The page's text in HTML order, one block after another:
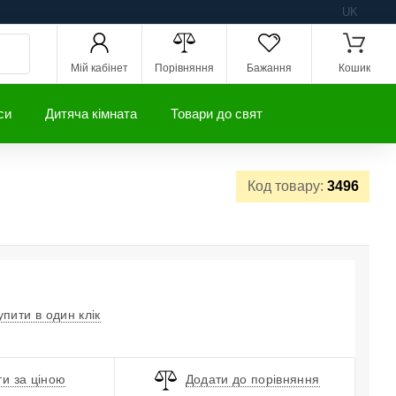
UK
Мій кабінет Порівняння Бажання Кошик
Дитяча кімната Товари до свят
Код товару: 3496
в один клік
за ціною Додати до порівняння